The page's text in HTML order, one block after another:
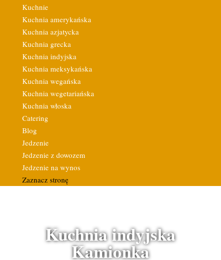
Kuchnie
Kuchnia amerykańska
Kuchnia azjatycka
Kuchnia grecka
Kuchnia indyjska
Kuchnia meksykańska
Kuchnia wegańska
Kuchnia wegetariańska
Kuchnia włoska
Catering
Blog
Jedzenie
Jedzenie z dowozem
Jedzenie na wynos
Zaznacz stronę
Kuchnia indyjska
Kamionka